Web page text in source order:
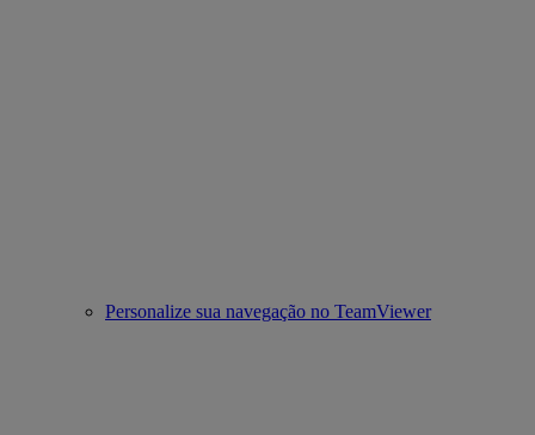
Personalize sua navegação no TeamViewer